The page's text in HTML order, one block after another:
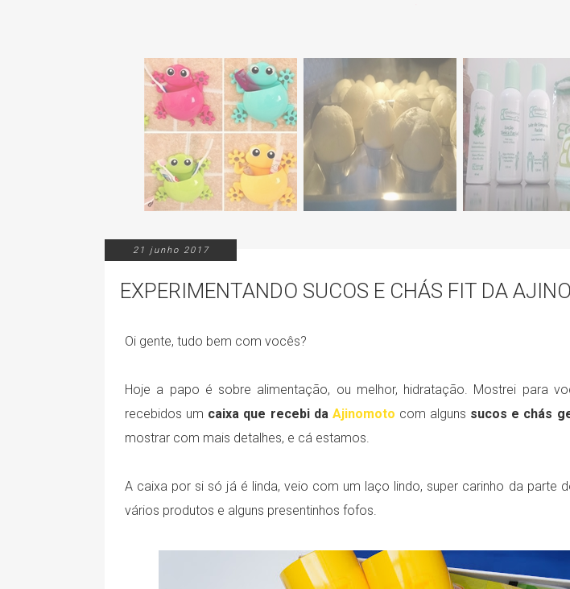
21 junho 2017
EXPERIMENTANDO SUCOS E CHÁS FIT DA
Oi gente, tudo bem com vocês?
Hoje a papo é sobre alimentação, ou melhor, hidratação. Mostrei para
recebidos um caixa que recebi da Ajinomoto com alguns sucos e chás
mostrar com mais detalhes, e cá estamos.
A caixa por si só já é linda, veio com um laço lindo, super carinho da parte
vários produtos e alguns presentinhos fofos.